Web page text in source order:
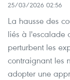
25/03/2026 02:56
La hausse des
liés à l'escalade
perturbent les
contraignant les
adopter une